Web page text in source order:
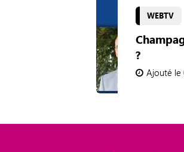
WEBTV
?
Ajouté le